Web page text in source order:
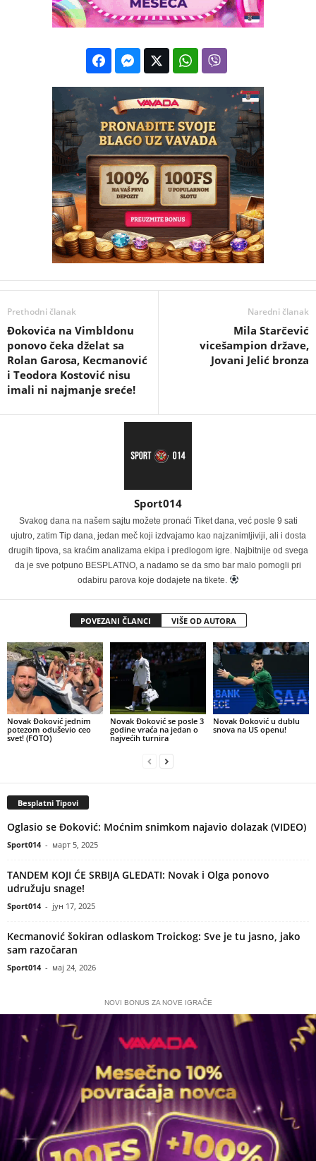
Prethodni članak
Đokovića na Vimbldonu
ponovo čeka dželat sa
Rolan Garosa, Kecmanović
i Teodora Kostović nisu
imali ni najmanje sreće!
Naredni članak
Mila Starčević
vicešampion države,
Jovani Jelić bronza
Sport014
Svakog dana na našem sajtu možete pronaći Tiket dana, već posle 9 sati
ujutro, zatim Tip dana, jedan meč koji izdvajamo kao najzanimljiviji, ali i dosta
drugih tipova, sa kraćim analizama ekipa i predlogom igre. Najbitnije od svega
da je sve potpuno BESPLATNO, a nadamo se da smo bar malo pomogli pri
odabiru parova koje dodajete na tikete.
POVEZANI ČLANCI VIŠE OD AUTORA
Novak Đoković jednim
potezom oduševio ceo
svet! (FOTO)
Novak Đoković se posle 3
godine vraća na jedan o
najvećih turnira
Novak Đoković u dublu
snova na US openu!
Besplatni Tipovi
Oglasio se Đoković: Moćnim snimkom najavio dolazak (VIDEO)
Sport014 - март 5, 2025
TANDEM KOJI ĆE SRBIJA GLEDATI: Novak i Olga ponovo
udružuju snage!
Sport014 - јун 17, 2025
Kecmanović šokiran odlaskom Troickog: Sve je tu jasno, jako
sam razočaran
Sport014 - мај 24, 2026
NOVI BONUS ZA NOVE IGRAČE